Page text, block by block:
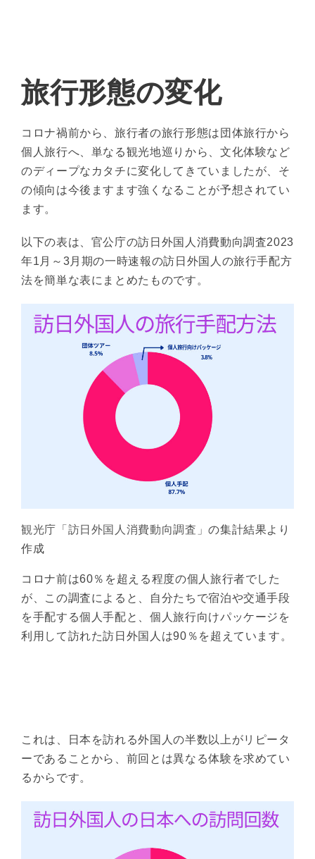
旅行形態の変化
コロナ禍前から、旅行者の旅行形態は団体旅行から
個人旅行へ、単なる観光地巡りから、文化体験など
のディープなカタチに変化してきていましたが、そ
の傾向は今後ますます強くなることが予想されてい
ます。
以下の表は、官公庁の訪日外国人消費動向調査2023
年1月～3月期の一時速報の訪日外国人の旅行手配方
法を簡単な表にまとめたものです。
観光庁「訪日外国人消費動向調査」の集計結果より
作成
コロナ前は60％を超える程度の個人旅行者でした
が、この調査によると、自分たちで宿泊や交通手段
を手配する個人手配と、個人旅行向けパッケージを
利用して訪れた訪日外国人は90％を超えています。
これは、日本を訪れる外国人の半数以上がリピータ
ーであることから、前回とは異なる体験を求めてい
るからです。